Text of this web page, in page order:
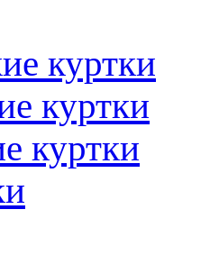
куртки
куртки
куртки